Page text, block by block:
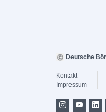
Deutsche
Kontakt
Impressum